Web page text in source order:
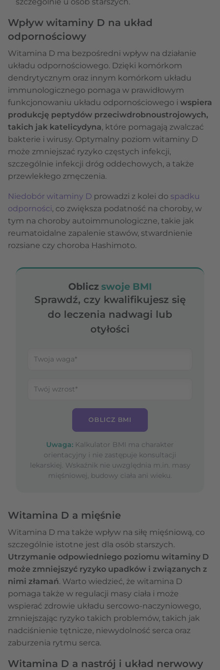
Wpływ witaminy D na układ
odpornościowy
Witamina D ma bezpośredni wpływ na działanie
układu odpornościowego. Dzięki komórkom
dendrytycznym oraz innym komórkom układu
immunologicznego pomaga w prawidłowym
funkcjonowaniu układu odpornościowego i wspiera
produkcję peptydów przeciwdrobnoustrojowych,
takich jak katelicydyna, które pomagają zwalczać
bakterie i wirusy. Optymalny poziom witaminy D
może zmniejszać ryzyko częstych infekcji,
szczególnie infekcji dróg oddechowych, a także
przewlekłego zmęczenia.
Niedobór witaminy D prowadzi z kolei do spadku
odporności, co zwiększa podatność na choroby, w
tym na choroby autoimmunologiczne, takie jak
reumatoidalne zapalenie stawów, stwardnienie
rozsiane czy choroba Hashimoto.
Oblicz swoje BMI
Sprawdź, czy kwalifikujesz się
do leczenia nadwagi lub
otyłości
OBLICZ BMI
Uwaga: Kalkulator BMI ma charakter
orientacyjny i nie zastępuje konsultacji
lekarskiej. Wskaźnik nie uwzględnia m.in. masy
mięśniowej, budowy ciała ani wieku.
Witamina D a mięśnie
Witamina D ma także wpływ na siłę mięśniową, co
szczególnie istotne jest dla osób starszych.
Utrzymanie odpowiedniego poziomu witaminy D
może zmniejszyć ryzyko upadków i związanych z
nimi złamań. Warto wiedzieć, że witamina D
pomaga także w regulacji masy ciała i może
wspierać zdrowie układu sercowo-naczyniowego,
zmniejszając ryzyko takich problemów, takich jak
nadciśnienie tętnicze, niewydolność serca oraz
zaburzenia rytmu serca.
Witamina D a nastrój i układ nerwowy